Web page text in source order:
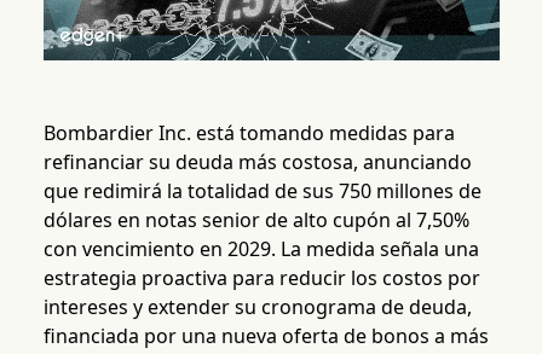
Bombardier Inc. está tomando medidas para
refinanciar su deuda más costosa, anunciando
que redimirá la totalidad de sus 750 millones de
dólares en notas senior de alto cupón al 7,50%
con vencimiento en 2029. La medida señala una
estrategia proactiva para reducir los costos por
intereses y extender su cronograma de deuda,
financiada por una nueva oferta de bonos a más